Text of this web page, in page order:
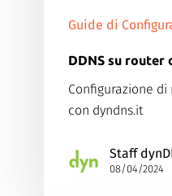
Guide di
DDNS su router
Configurazione di
con dyndns.it
Staff
08/04/2024